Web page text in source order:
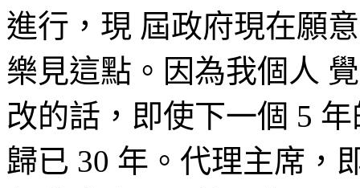
進行，現 屆政府現在願
樂見這點。因為我個人
改的話，即使下一個 5
歸已 30 年。代理主席，